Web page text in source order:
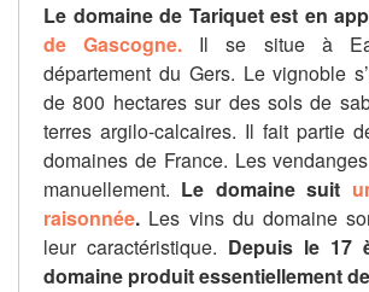
Le domaine de Tariquet est en
de Gascogne. Il se situe à
département du Gers. Le vignoble
de 800 hectares sur des sols de
terres argilo-calcaires. Il fait partie
domaines de France. Les
manuellement. Le domaine suit
raisonnée. Les vins du domaine
leur caractéristique. Depuis le 17
domaine produit essentiellement